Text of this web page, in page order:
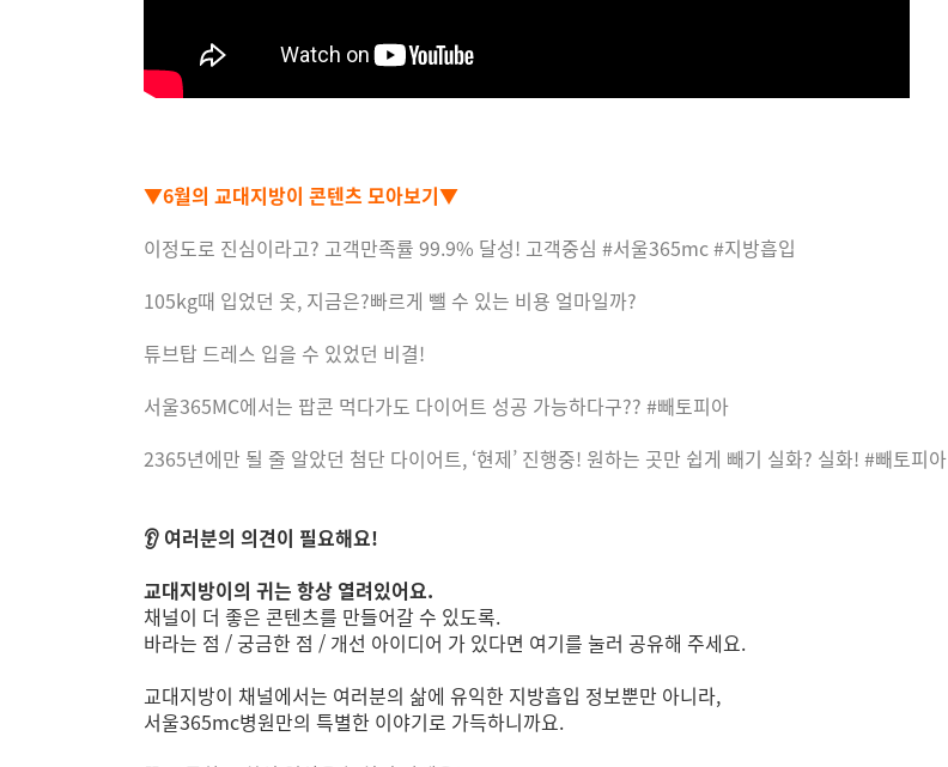
▼6월의 교대지방이 콘텐츠 모아보기▼
이정도로 진심이라고? 고객만족률 99.9% 달성! 고객중심 #서울365mc #지방흡입
105kg때 입었던 옷, 지금은?빠르게 뺄 수 있는 비용 얼마일까?
튜브탑 드레스 입을 수 있었던 비결!
서울365MC에서는 팝콘 먹다가도 다이어트 성공 가능하다구?? #빼토피아
2365년에만 될 줄 알았던 첨단 다이어트, ‘현제’ 진행중! 원하는 곳만 쉽게 빼기 실화? 실화! #빼토피아
👂 여러분의 의견이 필요해요!
교대지방이의 귀는 항상 열려있어요.
채널이 더 좋은 콘텐츠를 만들어갈 수 있도록.
바라는 점 / 궁금한 점 / 개선 아이디어 가 있다면 여기를 눌러 공유해 주세요.
교대지방이 채널에서는 여러분의 삶에 유익한 지방흡입 정보뿐만 아니라,
서울365mc병원만의 특별한 이야기로 가득하니까요.